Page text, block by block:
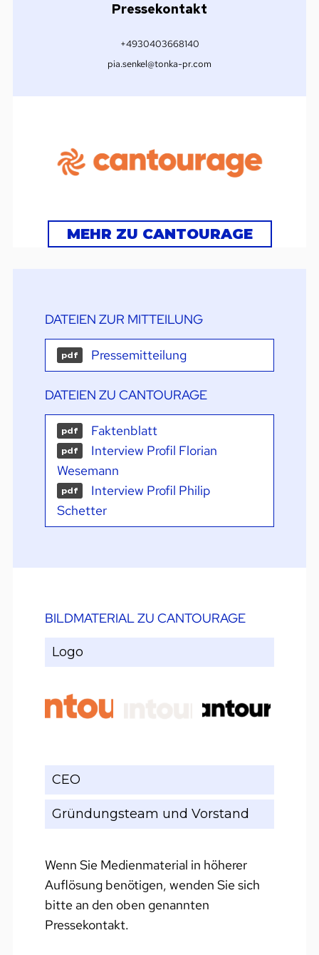
Pressekontakt
+4930403668140
pia.senkel@tonka-pr.com
MEHR ZU CANTOURAGE
DATEIEN ZUR MITTEILUNG
pdf Pressemitteilung
DATEIEN ZU CANTOURAGE
pdf Faktenblatt
pdf
Interview Profil Florian
Wesemann
pdf
Interview Profil Philip
Schetter
BILDMATERIAL ZU CANTOURAGE
Logo
CEO
Gründungsteam und Vorstand
Wenn Sie Medienmaterial in höherer
Auflösung benötigen, wenden Sie sich
bitte an den oben genannten
Pressekontakt.